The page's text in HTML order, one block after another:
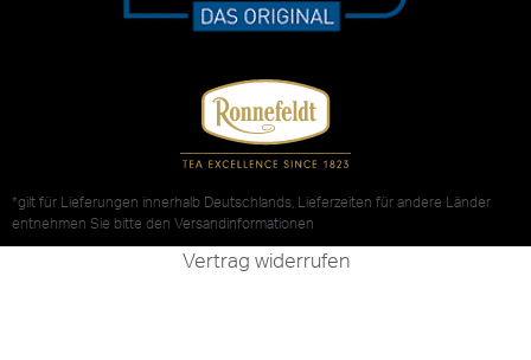
*gilt für Lieferungen innerhalb Deutschlands, Lieferzeiten für andere Länder
entnehmen Sie bitte den Versandinformationen
Vertrag widerrufen